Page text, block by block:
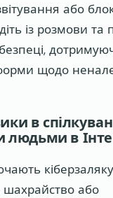
або
із розмови та
щодо
в
в
шахрайство або